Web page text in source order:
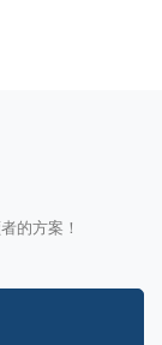
的方案！